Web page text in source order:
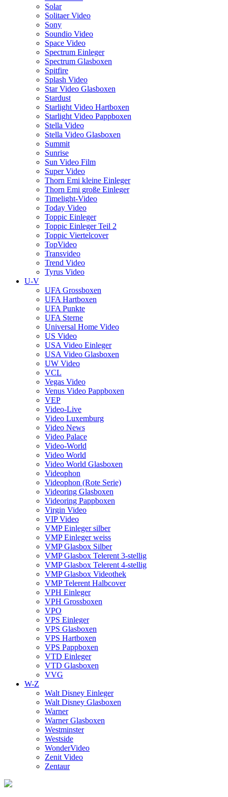
Solar
Solitaer Video
Sony
Soundio Video
Space Video
Spectrum Einleger
Spectrum Glasboxen
Spitfire
Splash Video
Star Video Glasboxen
Stardust
Starlight Video Hartboxen
Starlight Video Pappboxen
Stella Video
Stella Video Glasboxen
Summit
Sunrise
Sun Video Film
Super Video
Thorn Emi kleine Einleger
Thorn Emi große Einleger
Timelight-Video
Today Video
Toppic Einleger
Toppic Einleger Teil 2
Toppic Viertelcover
TopVideo
Transvideo
Trend Video
Tyrus Video
U-V
UFA Grossboxen
UFA Hartboxen
UFA Punkte
UFA Sterne
Universal Home Video
US Video
USA Video Einleger
USA Video Glasboxen
UW Video
VCL
Vegas Video
Venus Video Pappboxen
VEP
Video-Live
Video Luxemburg
Video News
Video Palace
Video-World
Video World
Video World Glasboxen
Videophon
Videophon (Rote Serie)
Videoring Glasboxen
Videoring Pappboxen
Virgin Video
VIP Video
VMP Einleger silber
VMP Einleger weiss
VMP Glasbox Silber
VMP Glasbox Telerent 3-stellig
VMP Glasbox Telerent 4-stellig
VMP Glasbox Videothek
VMP Telerent Halbcover
VPH Einleger
VPH Grossboxen
VPO
VPS Einleger
VPS Glasboxen
VPS Hartboxen
VPS Pappboxen
VTD Einleger
VTD Glasboxen
VVG
W-Z
Walt Disney Einleger
Walt Disney Glasboxen
Warner
Warner Glasboxen
Westminster
Westside
WonderVideo
Zenit Video
Zentaur